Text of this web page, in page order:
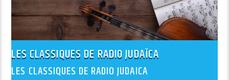
LES CLASSIQUES DE RADIO JUDAÏCA
LES CLASSIQUES DE RADIO JUDAICA